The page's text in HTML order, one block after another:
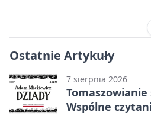
Ostatnie Artykuły
7 sierpnia 2026
Tomaszowianie
Wspólne